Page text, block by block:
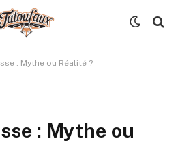
: Mythe ou Réalité ?
: Mythe ou